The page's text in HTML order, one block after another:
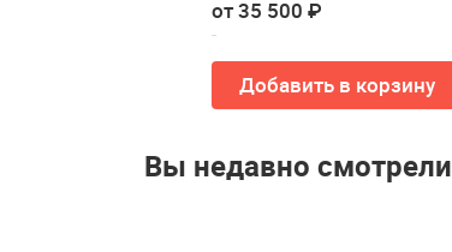
от 35 500 ₽
Добавить в корзину
Вы недавно смотрели